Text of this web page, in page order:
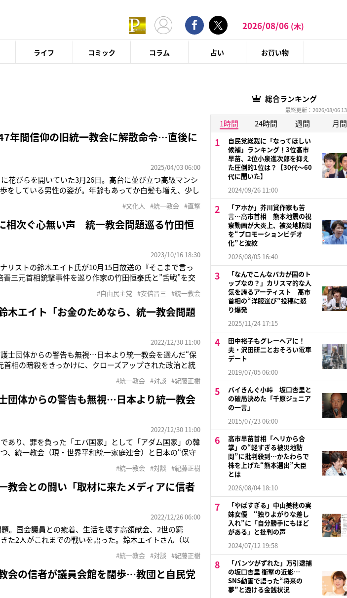
2026/08/06 (木)
ライフ コミック コラム 占い お買い物
年間信仰の旧統一教会に解散命令…直後に
2025/04/03 06:00
花びらを開いていた3月26日。高台に並び立つ高級マンシ
をしている男性の姿が。年齢もあってか白髪も増え、少し
誌が東氏を目撃した日の前日の3月25日、東京地裁は世界
#文化人 #統一教会 #直撃
相次ぐ心無い声 統一教会問題巡る竹田恒
2023/10/16 18:30
リストの鈴木エイト氏が10月15日放送の『そこまで言っ
三元首相銃撃事件を巡り作家の竹田恒泰氏と”舌戦”を交
」を通して、安倍晋三元首相の銃撃事件や旧統一教会の問
#自由民主党 #安倍晋三 #統一教会
エイト「お金のためなら、統一教会問題
2022/12/30 11:00
士団体からの警告も無視…日本より統一教会を選んだ“保
相の暗殺をきっかけに、クローズアップされた政治と統
、この問題でお金儲けしているという声が届くこともあ
#統一教会 #対談 #紀藤正樹
団体からの警告も無視…日本より統一教会
2022/12/30 11:00
あり、罪を負った「エバ国家」として「アダム国家」の韓
、統一教会（現・世界平和統一家庭連合）と日本の“保守
弁護士（以下・紀藤）：自民党で保守といわれていた議員
#統一教会 #対談 #紀藤正樹
教会との闘い「取材に来たメディアに信者
2022/12/26 06:00
。国会議員との癒着、生活を壊す高額献金、2世の窮
2人がこれまでの戦いを語った。鈴木エイトさん（以
ロール下での献金や、2世問題などへの救済で疑問の声も
#統一教会 #対談 #紀藤正樹
会の信者が議員会館を闊歩…教団と自民党
総合ランキング
最終更新：2026/08/06
1時間 24時間 週間 月間
自民党総裁に「なってほしい
候補」ランキング！3位高市
早苗、2位小泉進次郎を抑え
た圧倒的1位は？【30代〜60
代に聞いた】
2024/09/26 11:00
「アホか」芥川賞作家も苦
言…高市首相 熊本地震の視
察動画が大炎上、被災地訪問
を“プロモーションビデオ
化”と波紋
2026/08/05 16:40
「なんでこんなバカが国のト
ップなの？」カリスマ的な人
気を誇るアーティスト 高市
首相の“洋服選び”投稿に怒
り爆発
2025/11/24 17:15
田中裕子もグレーヘアに！
夫・沢田研二とおそろい電車
デート
2019/07/05 06:00
バイきんぐ小峠 坂口杏里と
の破局決めた「千原ジュニア
の一言」
2015/07/23 06:00
高市早苗首相「ヘリから合
掌」の“軽すぎる被災地訪
問”に批判殺到…かたわらで
株を上げた“熊本選出”大臣
とは
2026/08/04 18:10
「やばすぎる」中山美穂の実
妹女優 “独りよがりな差し
入れ”に「自分勝手にもほど
がある」と批判の声
2024/07/12 19:58
「パンツがずれた」万引逮捕
の坂口杏里 衝撃の近影…
SNS動画で語った“将来の
夢”と透ける金銭状況